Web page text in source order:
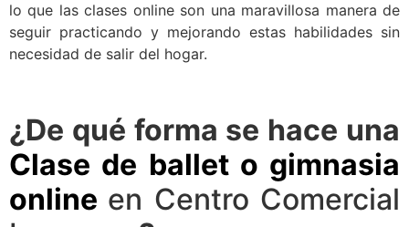
lo que las clases online son una maravillosa manera de
seguir practicando y mejorando estas habilidades sin
necesidad de salir del hogar.
¿De qué forma se hace una
Clase de ballet o gimnasia
online en Centro Comercial